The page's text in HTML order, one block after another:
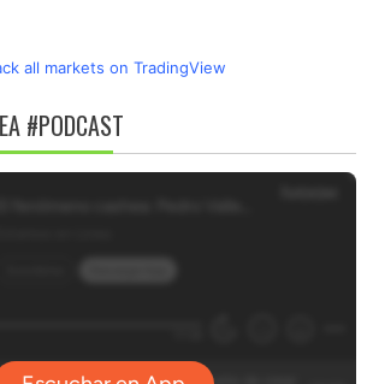
all markets on TradingView
#PODCAST